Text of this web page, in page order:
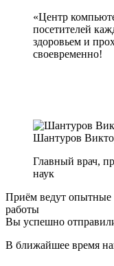
«Центр
посетителей
здоровьем и
своевременно!
Шантуров
Главный врач,
наук
Приём ведут
работы
Вы успешно
В ближайшее время